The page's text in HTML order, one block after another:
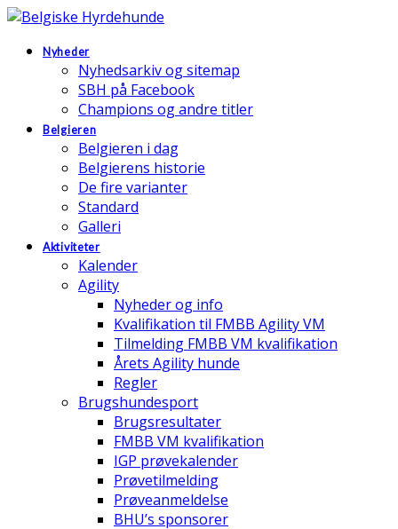
Nyheder
Nyhedsarkiv og sitemap
SBH på Facebook
Champions og andre titler
Belgieren
Belgieren i dag
Belgierens historie
De fire varianter
Standard
Galleri
Aktiviteter
Kalender
Agility
Nyheder og info
Kvalifikation til FMBB Agility VM
Tilmelding FMBB VM kvalifikation
Årets Agility hunde
Regler
Brugshundesport
Brugsresultater
FMBB VM kvalifikation
IGP prøvekalender
Prøvetilmelding
Prøveanmeldelse
BHU’s sponsorer